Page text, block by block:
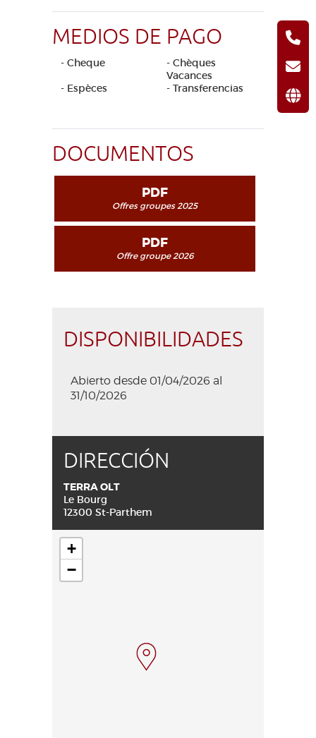
MEDIOS DE PAGO
- Cheque
- Chèques
Vacances
- Espèces
- Transferencias
DOCUMENTOS
PDF
Offres groupes 2025
PDF
Offre groupe 2026
DISPONIBILIDADES
Abierto desde 01/04/2026 al
31/10/2026
DIRECCIÓN
TERRA OLT
Le Bourg
12300 St-Parthem
+
−